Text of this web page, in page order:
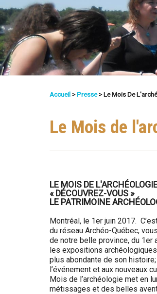
o
-
Q
u
é
e
c
Êtes
Ici
Accueil >Presse>Le Mois De
Le Mois de
LE MOIS DE
« DÉCOUVREZ-VOUS »
LE PATRIMOINE
Montréal, le 1er juin 2017.
du réseau Archéo-Québec,
de notre belle province, du
les expositions
plus abondante de son
l’événement et aux nouveaux
Mois de l’archéologie met en
métissages et des belles